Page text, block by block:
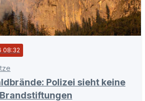
08:32
Polizei sieht keine